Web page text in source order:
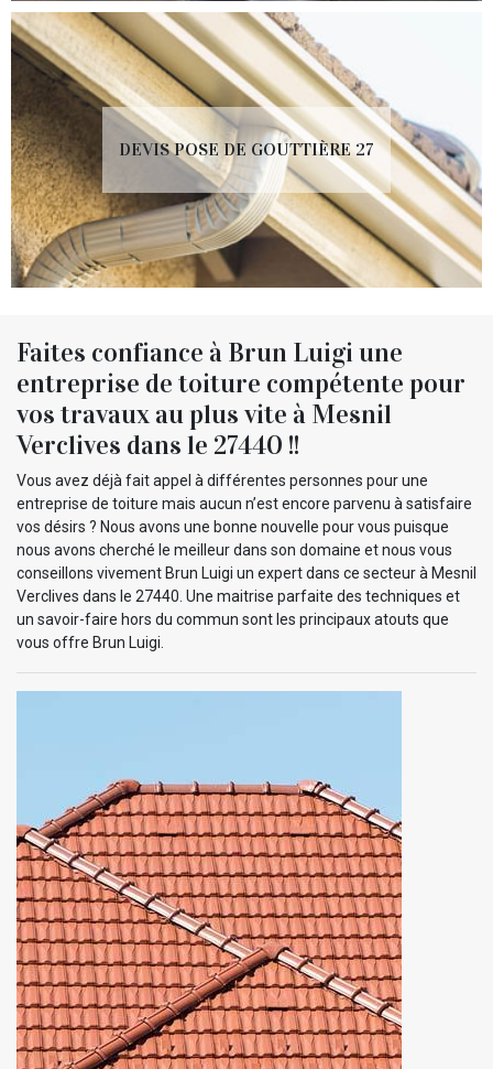
DEVIS POSE DE GOUTTIÈRE 27
Faites confiance à Brun Luigi une
entreprise de toiture compétente pour
vos travaux au plus vite à Mesnil
Verclives dans le 27440 !!
Vous avez déjà fait appel à différentes personnes pour une
entreprise de toiture mais aucun n’est encore parvenu à satisfaire
vos désirs ? Nous avons une bonne nouvelle pour vous puisque
nous avons cherché le meilleur dans son domaine et nous vous
conseillons vivement Brun Luigi un expert dans ce secteur à Mesnil
Verclives dans le 27440. Une maitrise parfaite des techniques et
un savoir-faire hors du commun sont les principaux atouts que
vous offre Brun Luigi.